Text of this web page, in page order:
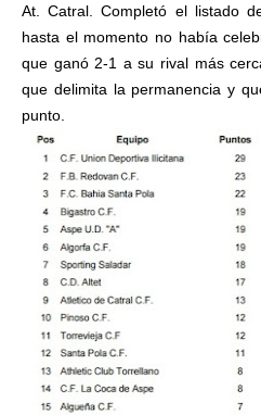
At. Catral. Completó el listado
hasta el momento no había
que ganó 2-1 a su rival más
que delimita la permanencia y
punto.